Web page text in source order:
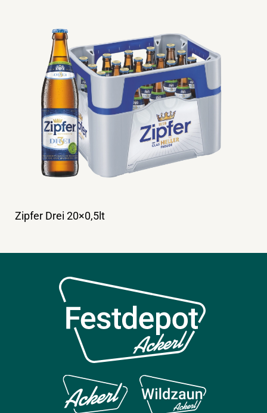
Zipfer Drei 20×0,5lt